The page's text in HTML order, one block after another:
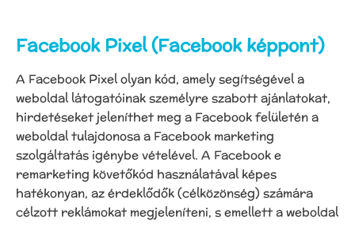
Facebook Pixel (Facebook képpont)
A Facebook Pixel olyan kód, amely segítségével a
weboldal látogatóinak személyre szabott ajánlatokat,
hirdetéseket jeleníthet meg a Facebook felületén a
weboldal tulajdonosa a Facebook marketing
szolgáltatás igénybe vételével. A Facebook e
remarketing követőkód használatával képes
hatékonyan, az érdeklődők (célközönség) számára
célzott reklámokat megjeleníteni, s emellett a weboldal